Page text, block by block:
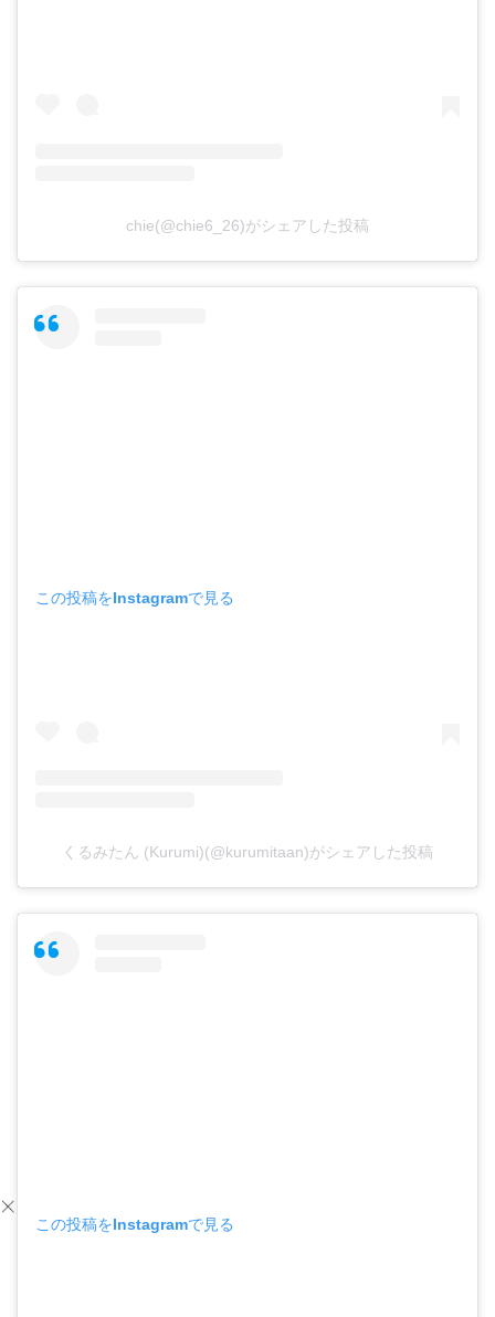
chie(@chie6_26)がシェアした投稿
この投稿をInstagramで見る
くるみたん (Kurumi)(@kurumitaan)がシェアした投稿
この投稿をInstagramで見る